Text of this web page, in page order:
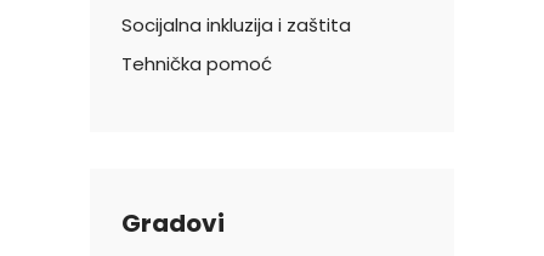
Socijalna inkluzija i zaštita
Tehnička pomoć
Gradovi